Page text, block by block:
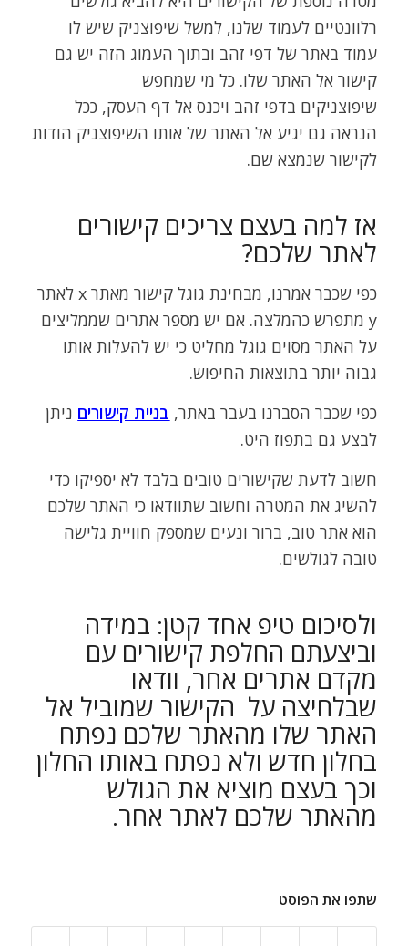
רלוונטיים לעמוד שלנו, למשל שיפוצניק שיש לו
עמוד באתר של דפי זהב ובתוך העמוג הזה יש גם
קישור אל האתר שלו. כל מי שמחפש
שיפוצניקים בדפי זהב ויכנס אל דף העסק, ככל
הנראה גם יגיע אל האתר של אותו השיפוצניק הודות
לקישור שנמצא שם.
אז למה בעצם צריכים קישורים
לאתר שלכם?
כפי שכבר אמרנו, מבחינת גוגל קישור מאתר x לאתר
y מתפרש כהמלצה. אם יש מספר אתרים שממליצים
על האתר מסוים גוגל מחליט כי יש להעלות אותו
גבוה יותר בתוצאות החיפוש.
כפי שכבר הסברנו בעבר באתר, בניית קישורים ניתן
לבצע גם בתפוז היט.
חשוב לדעת שקישורים טובים בלבד לא יספיקו כדי
להשיג את המטרה וחשוב שתוודאו כי האתר שלכם
הוא אתר טוב, ברור ונעים שמספק חוויית גלישה
טובה לגולשים.
ולסיכום טיפ אחד קטן: במידה
וביצעתם החלפת קישורים עם
מקדם אתרים אחר, וודאו
שבלחיצה על הקישור שמוביל אל
האתר שלו מהאתר שלכם נפתח
בחלון חדש ולא נפתח באותו החלון
וכך בעצם מוציא את הגולש
מהאתר שלכם לאתר אחר.
שתפו את הפוסט